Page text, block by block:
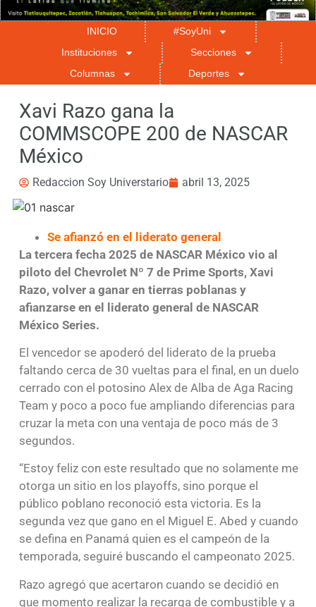
INICIO
#SoyUni
Instituciones
Secciones
Columnas
Deportes
Xavi Razo gana la
COMMSCOPE 200 de NASCAR
México
Redaccion Soy Universtario abril 13, 2025
Se afianzó en el liderato general
La tercera fecha 2025 de NASCAR México vio al
piloto del Chevrolet Nº 7 de Prime Sports, Xavi
Razo, volver a ganar en tierras poblanas y
afianzarse en el liderato general de NASCAR
México Series.
El vencedor se apoderó del liderato de la prueba
faltando cerca de 30 vueltas para el final, en un duelo
cerrado con el potosino Alex de Alba de Aga Racing
Team y poco a poco fue ampliando diferencias para
cruzar la meta con una ventaja de poco más de 3
segundos.
“Estoy feliz con este resultado que no solamente me
otorga un sitio en los playoffs, sino porque el
público poblano reconoció esta victoria. Es la
segunda vez que gano en el Miguel E. Abed y cuando
se defina en Panamá quien es el campeón de la
temporada, seguiré buscando el campeonato 2025.
Razo agregó que acertaron cuando se decidió en
que momento realizar la recarga de combustible y a